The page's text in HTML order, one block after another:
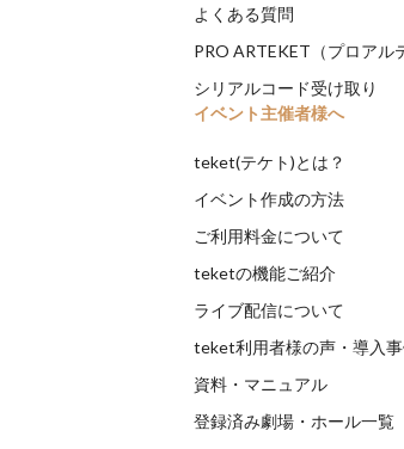
よくある質問
PRO ARTEKET（プロアル
シリアルコード受け取り
イベント主催者様へ
teket(テケト)とは？
イベント作成の方法
ご利用料金について
teketの機能ご紹介
ライブ配信について
teket利用者様の声・導入
資料・マニュアル
登録済み劇場・ホール一覧